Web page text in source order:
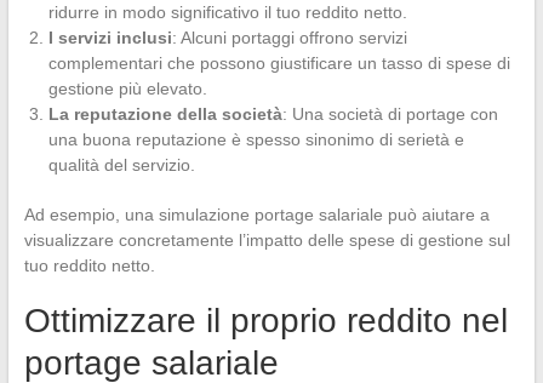
ridurre in modo significativo il tuo reddito netto.
I servizi inclusi: Alcuni portaggi offrono servizi
complementari che possono giustificare un tasso di spese di
gestione più elevato.
La reputazione della società: Una società di portage con
una buona reputazione è spesso sinonimo di serietà e
qualità del servizio.
Ad esempio, una simulazione portage salariale può aiutare a
visualizzare concretamente l’impatto delle spese di gestione sul
tuo reddito netto.
Ottimizzare il proprio reddito nel
portage salariale